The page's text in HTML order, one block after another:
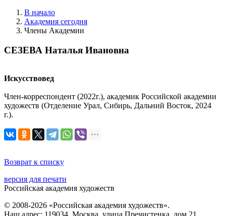
В начало
Академия сегодня
Члены Академии
СЕЗЕВА Наталья Ивановна
Искусствовед
Член-корреспондент (2022г.), академик Российской академии
художеств (Отделение Урал, Сибирь, Дальний Восток, 2024
г.).
Возврат к списку
версия для печати
Российская академия художеств
© 2008-2026 «Российская академия художеств».